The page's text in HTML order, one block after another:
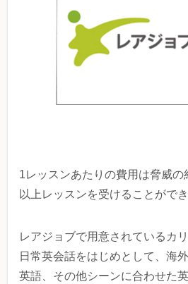
1レッスンあたりの費用は脅威の
以上レッスンを受けることができ
レアジョブで用意されているカ
日常英会話をはじめとして、海
英語、その他シーンに合わせた